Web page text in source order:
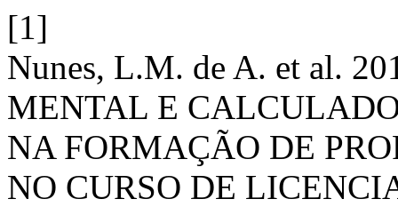
[1]
Nunes, L.M. de A. et al.
MENTAL E
NA FORMAÇÃO DE
NO CURSO DE